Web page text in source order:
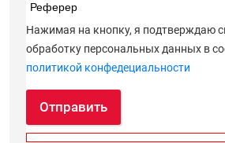
Реферер
Нажимая на кнопку, я подтверждаю
обработку персональных данных в
политикой конфедециальности
Отправить